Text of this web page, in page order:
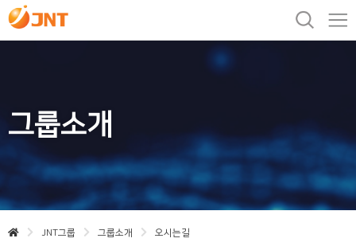
그룹소개
JNT그룹 그룹소개 오시는길